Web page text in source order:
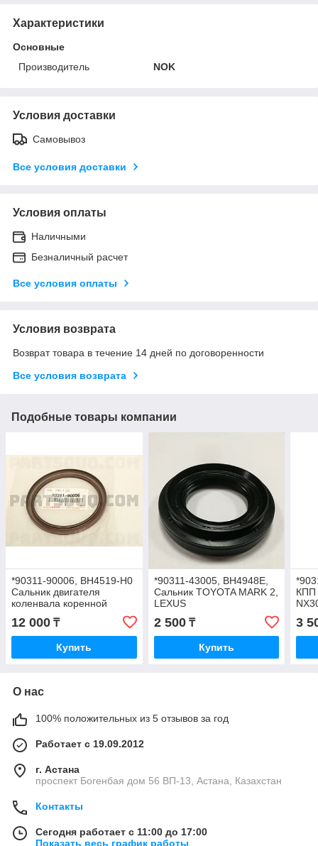
Характеристики
Основные
Производитель
NOK
Условия доставки
Самовывоз
Все условия доставки
Условия оплаты
Наличными
Безналичный расчет
Все условия оплаты
Условия возврата
Возврат товара в течение 14 дней по договоренности
Все условия возврата
Подобные товары компании
*90311-90006, BH4519-H0
Сальник двигателя
коленвала коренной
TOYOTA MARK 2 LEXUS
GS300 GS400 GS430
IS200 IS300, JAPAN, 90-
12 000 ₸
Купить
*90311-43005, BH4948E,
Сальник TOYOTA MARK 2,
LEXUS
GS200t/250/300/350/430/450h/460,
NOK, JAPAN, 43-73-10-15
2 500₸
Купить
КПП
3
О нас
100% положительных из 5 отзывов за год
Работает с 19.09.2012
г. Астана
проспект Богенбая дом 56 ВП-13, Астана, Казахстан
Контакты
Сегодня работает с 11:00 до 17:00
Показать весь график работы